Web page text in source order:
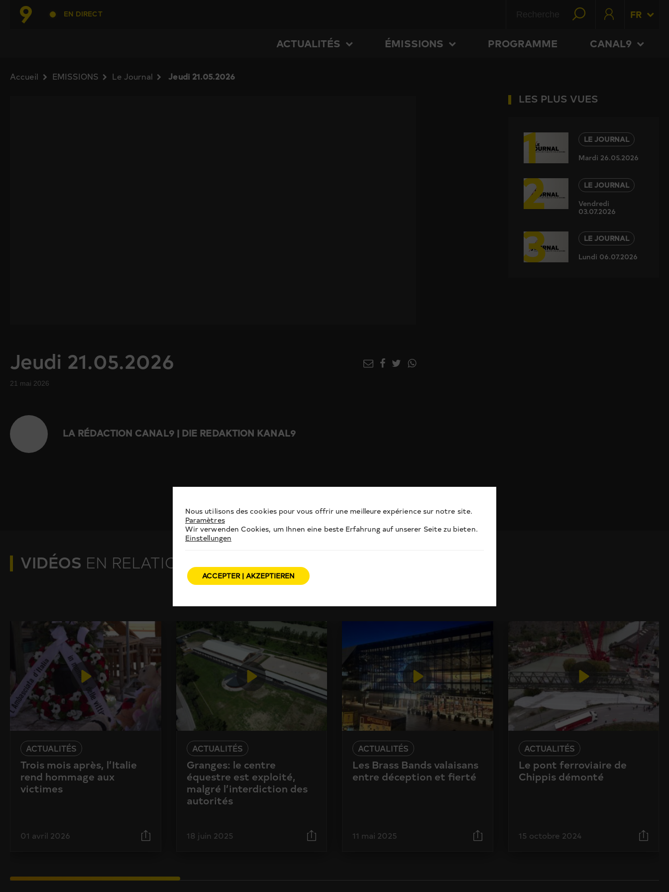
EN DIRECT FR
ACTUALITÉS ÉMISSIONS PROGRAMME CANAL9
Accueil EMISSIONS Le Journal Jeudi 21.05.2026
Jeudi 21.05.2026
21 mai 2026
LA RÉDACTION CANAL9 | DIE REDAKTION KANAL9
LES PLUS VUES
1
LE JOURNAL
Mardi 26.05.2026
2
LE JOURNAL
Vendredi
03.07.2026
3
LE JOURNAL
Lundi 06.07.2026
VIDÉOS EN RELATION
ACTUALITÉS
Trois mois après, l’Italie
rend hommage aux
victimes
01 avril 2026
ACTUALITÉS
Granges: le centre
équestre est exploité,
malgré l’interdiction des
autorités
18 juin 2025
ACTUALITÉS
Les Brass Bands valaisans
entre déception et fierté
11 mai 2025
ACTUALITÉS
Le pont ferroviaire de
Chippis démonté
15 octobre 2024
Nous utilisons des cookies pour vous offrir une meilleure expérience sur notre site.
Paramètres
Wir verwenden Cookies, um Ihnen eine beste Erfahrung auf unserer Seite zu bieten.
Einstellungen
ACCEPTER | AKZEPTIEREN